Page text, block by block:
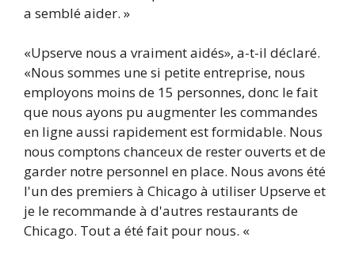
a semblé aider. »
«Upserve nous a vraiment aidés», a-t-il déclaré.
«Nous sommes une si petite entreprise, nous
employons moins de 15 personnes, donc le fait
que nous ayons pu augmenter les commandes
en ligne aussi rapidement est formidable. Nous
nous comptons chanceux de rester ouverts et de
garder notre personnel en place. Nous avons été
l'un des premiers à Chicago à utiliser Upserve et
je le recommande à d'autres restaurants de
Chicago. Tout a été fait pour nous. «